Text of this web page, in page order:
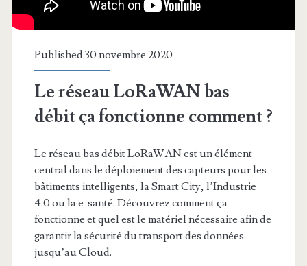
Published 30 novembre 2020
Le réseau LoRaWAN bas
débit ça fonctionne comment ?
Le réseau bas débit LoRaWAN est un élément
central dans le déploiement des capteurs pour les
bâtiments intelligents, la Smart City, l’Industrie
4.0 ou la e-santé. Découvrez comment ça
fonctionne et quel est le matériel nécessaire afin de
garantir la sécurité du transport des données
jusqu’au Cloud.